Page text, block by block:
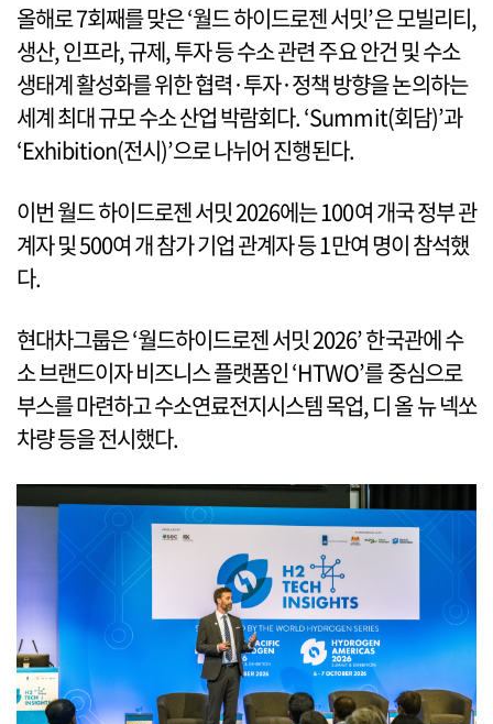
올해로 7회째를 맞은 ‘월드 하이드로젠 서밋’은 모빌리티,
생산, 인프라, 규제, 투자 등 수소 관련 주요 안건 및 수소
생태계 활성화를 위한 협력·투자·정책 방향을 논의하는
세계 최대 규모 수소 산업 박람회다. ‘Summit(회담)’과
‘Exhibition(전시)’으로 나뉘어 진행된다.
이번 월드 하이드로젠 서밋 2026에는 100여 개국 정부 관
계자 및 500여 개 참가 기업 관계자 등 1만여 명이 참석했
다.
현대차그룹은 ‘월드하이드로젠 서밋 2026’ 한국관에 수
소 브랜드이자 비즈니스 플랫폼인 ‘HTWO’를 중심으로
부스를 마련하고 수소연료전지시스템 목업, 디 올 뉴 넥쏘
차량 등을 전시했다.